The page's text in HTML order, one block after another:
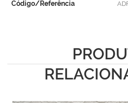
Código/Referência